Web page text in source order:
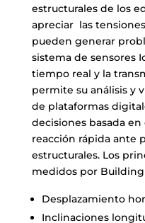
estructurales de los
apreciar las
pueden generar
sistema de sensores
tiempo real y la
permite su análisis y
de plataformas
decisiones basada
reacción rápida ante
estructurales. Los
medidos por
Desplazamiento
Inclinaciones